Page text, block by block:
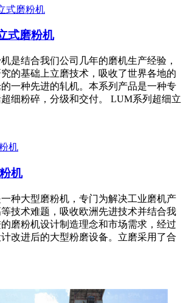
式磨粉机
是结合我们公司几年的磨机生产经验，
的基础上立磨技术，吸收了世界各地的
一种先进的轧机。本系列产品是一种专
细粉碎，分级和交付。 LUM系列超细立
机
种大型磨粉机，专门为解决工业磨机产
技术难题，吸收欧洲先进技术并结合我
磨粉机设计制造理念和市场需求，经过
改进后的大型粉磨设备。立磨采用了合